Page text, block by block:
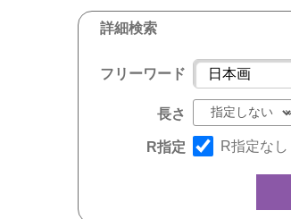
詳細検索
フリーワード
長さ
R指定 R指定なし